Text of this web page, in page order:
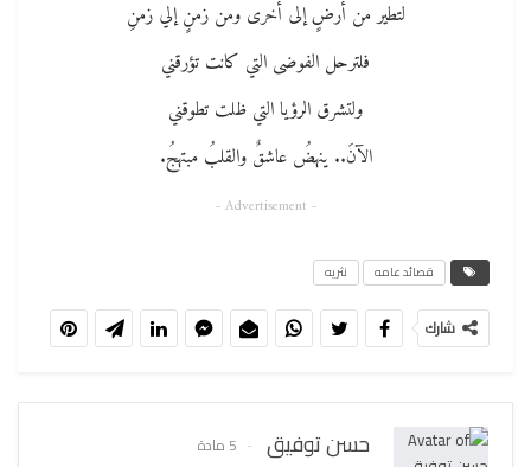
لتطير من أرضٍ إلى أخرى ومن زمنٍ إلي زمنِ
فلترحل الفوضى التي كانت تؤرقني
ولتشرق الرؤيا التي ظلت تطوقني
الآنَ.. ينهضُ عاشقٌ والقلبُ مبتهجُ.
- Advertisement -
قصائد عامه نثريه
شارك
حسن توفيق 5 مادة